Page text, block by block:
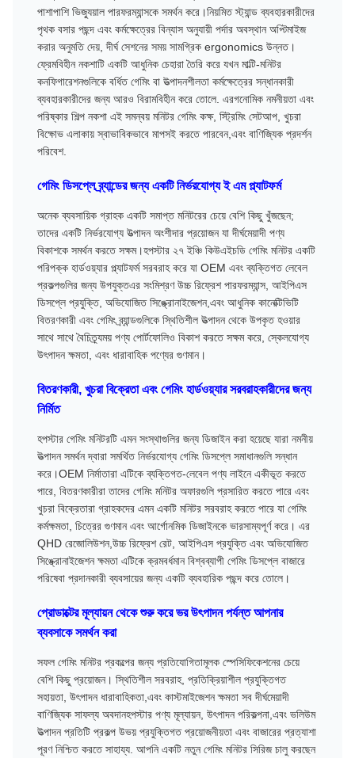
পাশাপাশি ভিজ্যুয়াল পারফরম্যান্সকে সমর্থন করে।নিয়মিত স্ট্যান্ড ব্যবহারকারীদের
পৃথক বসার পছন্দ এবং কর্মক্ষেত্রের বিন্যাস অনুযায়ী পর্দার অবস্থান অপ্টিমাইজ
করার অনুমতি দেয়, দীর্ঘ সেশনের সময় সামগ্রিক ergonomics উন্নত।
ফ্রেমবিহীন নকশাটি একটি আধুনিক চেহারা তৈরি করে যখন মাল্টি-মনিটর
কনফিগারেশনগুলিকে বর্ধিত গেমিং বা উত্পাদনশীলতা কর্মক্ষেত্রের সন্ধানকারী
ব্যবহারকারীদের জন্য আরও বিরামবিহীন করে তোলে. এরগনোমিক নমনীয়তা এবং
পরিষ্কার শিল্প নকশা এই সমন্বয় মনিটর গেমিং কক্ষ, স্ট্রিমিং সেটআপ, খুচরা
বিক্ষোভ এলাকায় স্বাভাবিকভাবে মাপসই করতে পারবেন,এবং বাণিজ্যিক প্রদর্শন
পরিবেশ.
গেমিং ডিসপ্লে ব্র্যান্ডের জন্য একটি নির্ভরযোগ্য ই এম প্ল্যাটফর্ম
অনেক ব্যবসায়িক গ্রাহক একটি সমাপ্ত মনিটরের চেয়ে বেশি কিছু খুঁজছেন;
তাদের একটি নির্ভরযোগ্য উত্পাদন অংশীদার প্রয়োজন যা দীর্ঘমেয়াদী পণ্য
বিকাশকে সমর্থন করতে সক্ষম।হপস্টার ২৭ ইঞ্চি কিউএইচডি গেমিং মনিটর একটি
পরিপক্ক হার্ডওয়্যার প্ল্যাটফর্ম সরবরাহ করে যা OEM এবং ব্যক্তিগত লেবেল
প্রকল্পগুলির জন্য উপযুক্তএর সংমিশ্রণ উচ্চ রিফ্রেশ পারফরম্যান্স, আইপিএস
ডিসপ্লে প্রযুক্তি, অভিযোজিত সিঙ্ক্রোনাইজেশন,এবং আধুনিক কানেক্টিভিটি
বিতরণকারী এবং গেমিং ব্র্যান্ডগুলিকে স্থিতিশীল উত্পাদন থেকে উপকৃত হওয়ার
সাথে সাথে বৈচিত্র্যময় পণ্য পোর্টফোলিও বিকাশ করতে সক্ষম করে, স্কেলযোগ্য
উৎপাদন ক্ষমতা, এবং ধারাবাহিক পণ্যের গুণমান।
বিতরণকারী, খুচরা বিক্রেতা এবং গেমিং হার্ডওয়্যার সরবরাহকারীদের জন্য
নির্মিত
হপস্টার গেমিং মনিটরটি এমন সংস্থাগুলির জন্য ডিজাইন করা হয়েছে যারা নমনীয়
উত্পাদন সমর্থন দ্বারা সমর্থিত নির্ভরযোগ্য গেমিং ডিসপ্লে সমাধানগুলি সন্ধান
করে।OEM নির্মাতারা এটিকে ব্যক্তিগত-লেবেল পণ্য লাইনে একীভূত করতে
পারে, বিতরণকারীরা তাদের গেমিং মনিটর অফারগুলি প্রসারিত করতে পারে এবং
খুচরা বিক্রেতারা গ্রাহকদের এমন একটি মনিটর সরবরাহ করতে পারে যা গেমিং
কর্মক্ষমতা, চিত্রের গুণমান এবং আর্গোনমিক ডিজাইনকে ভারসাম্যপূর্ণ করে। এর
QHD রেজোলিউশন,উচ্চ রিফ্রেশ রেট, আইপিএস প্রযুক্তি এবং অভিযোজিত
সিঙ্ক্রোনাইজেশন ক্ষমতা এটিকে ক্রমবর্ধমান বিশ্বব্যাপী গেমিং ডিসপ্লে বাজারে
পরিষেবা প্রদানকারী ব্যবসায়ের জন্য একটি ব্যবহারিক পছন্দ করে তোলে।
প্রোডাক্টের মূল্যায়ন থেকে শুরু করে ভর উৎপাদন পর্যন্ত আপনার
ব্যবসাকে সমর্থন করা
সফল গেমিং মনিটর প্রকল্পের জন্য প্রতিযোগিতামূলক স্পেসিফিকেশনের চেয়ে
বেশি কিছু প্রয়োজন। স্থিতিশীল সরবরাহ, প্রতিক্রিয়াশীল প্রযুক্তিগত
সহায়তা, উৎপাদন ধারাবাহিকতা,এবং কাস্টমাইজেশন ক্ষমতা সব দীর্ঘমেয়াদী
বাণিজ্যিক সাফল্য অবদানহপস্টার পণ্য মূল্যায়ন, উৎপাদন পরিকল্পনা,এবং ভলিউম
উত্পাদন প্রতিটি প্রকল্প উভয় প্রযুক্তিগত প্রয়োজনীয়তা এবং বাজারের প্রত্যাশা
পূরণ নিশ্চিত করতে সাহায্য. আপনি একটি নতুন গেমিং মনিটর সিরিজ চালু করছেন